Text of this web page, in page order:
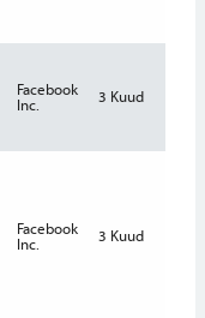
Facebook
Inc.
3 Kuud
Facebook
Inc.
3 Kuud